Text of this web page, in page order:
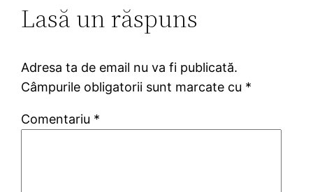
Lasă un răspuns
Adresa ta de email nu va fi publicată.
Câmpurile obligatorii sunt marcate cu *
Comentariu *